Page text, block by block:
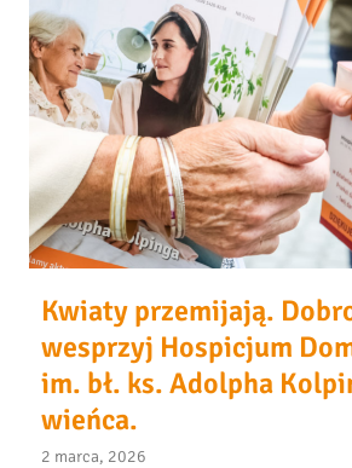
r
o
w
i
a
U
J
A
!
Kwiaty przemijają.
wesprzyj Hospicjum
im. bł. ks. Adolpha
wieńca.
2 marca, 2026